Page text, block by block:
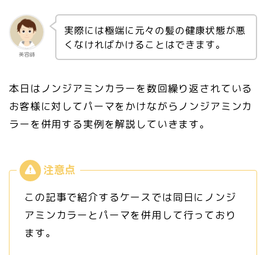
美容師
実際には極端に元々の髪の健康状態が悪
くなければかけることはできます。
本日はノンジアミンカラーを数回繰り返されている
お客様に対してパーマをかけながらノンジアミンカ
ラーを併用する実例を解説していきます。
この記事で紹介するケースでは同日にノンジ
アミンカラーとパーマを併用して行っており
ます。